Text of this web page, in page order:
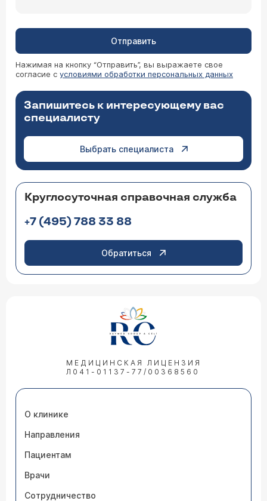
Отправить
Нажимая на кнопку “Отправить”, вы выражаете свое
согласие с условиями обработки персональных данных
Запишитесь к интересующему вас
специалисту
Выбрать специалиста
Круглосуточная справочная служба
+7 (495) 788 33 88
Обратиться
МЕДИЦИНСКАЯ ЛИЦЕНЗИЯ
Л041-01137-77/00368560
О клинике
Направления
Пациентам
Врачи
Сотрудничество